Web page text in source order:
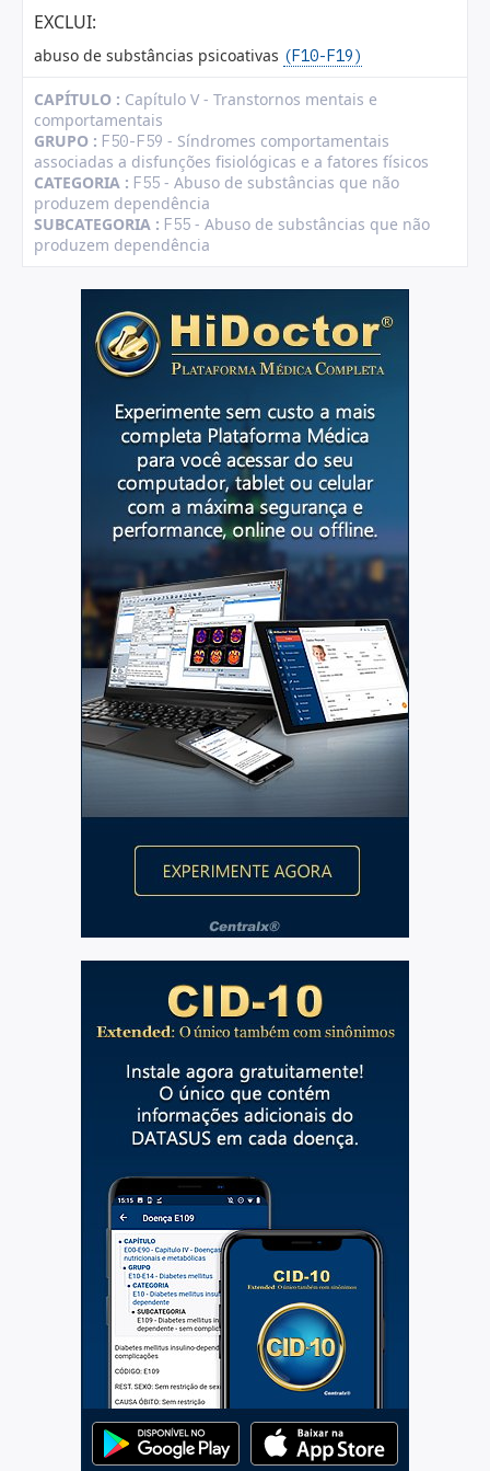
EXCLUI:
abuso de substâncias psicoativas (F10-F19)
CAPÍTULO : Capítulo V - Transtornos mentais e
comportamentais
GRUPO : F50-F59 - Síndromes comportamentais
associadas a disfunções fisiológicas e a fatores físicos
CATEGORIA : F55 - Abuso de substâncias que não
produzem dependência
SUBCATEGORIA : F55 - Abuso de substâncias que não
produzem dependência